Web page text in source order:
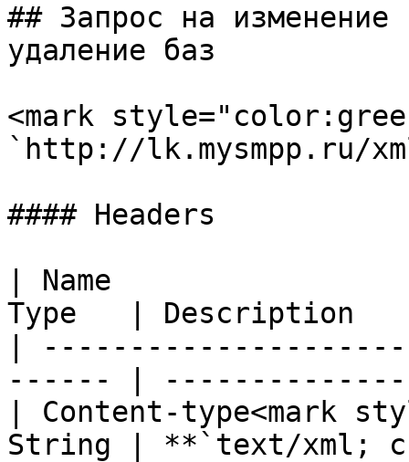
## Запрос на изменение
удаление баз
<mark
`http://lk.mysmpp.ru/
#### Headers
| Name
Type   |
|
------ |
| Content-type<mark
String | **`text/xml;